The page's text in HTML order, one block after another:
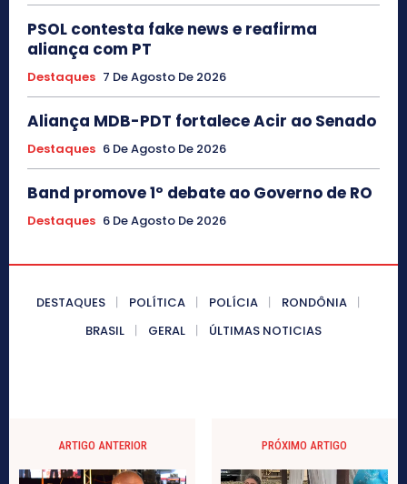
PSOL contesta fake news e reafirma
aliança com PT
Destaques 7 De Agosto De 2026
Aliança MDB-PDT fortalece Acir ao Senado
Destaques 6 De Agosto De 2026
Band promove 1º debate ao Governo de RO
Destaques 6 De Agosto De 2026
DESTAQUES POLÍTICA POLÍCIA
RONDÔNIA
BRASIL
GERAL ÚLTIMAS NOTICIAS
ARTIGO ANTERIOR PRÓXIMO ARTIGO